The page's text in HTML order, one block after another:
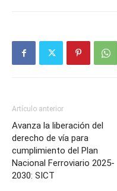
Artículo anterior
Avanza la liberación del
derecho de vía para
cumplimiento del Plan
Nacional Ferroviario 2025-
2030: SICT